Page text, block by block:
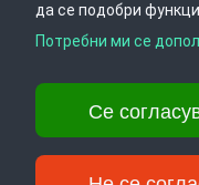
Врати се горе
Ул. Даме Груев 14, Катна
Тел: +389 2 3103 601
info@ippo.gov.mk
да се подобри
Потребни ми се
Се